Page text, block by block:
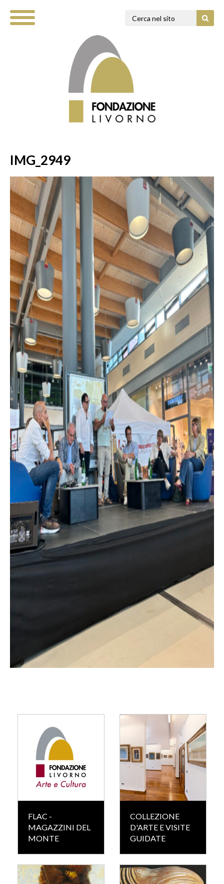
IMG_2949
FLAC -
MAGAZZINI DEL
MONTE
COLLEZIONE
D'ARTE E VISITE
GUIDATE